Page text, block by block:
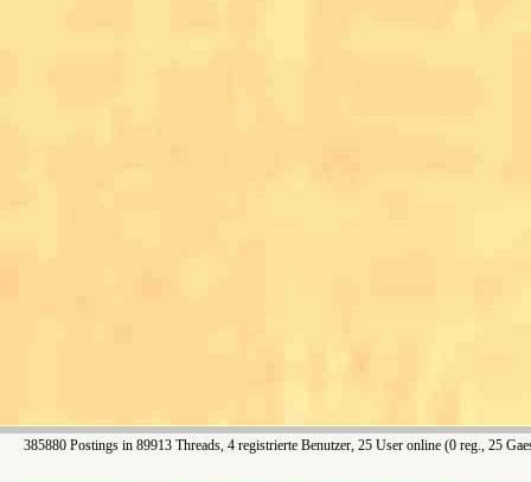
385880 Postings in 89913 Threads, 4 registrierte Benutzer, 25 User online (0 reg., 25